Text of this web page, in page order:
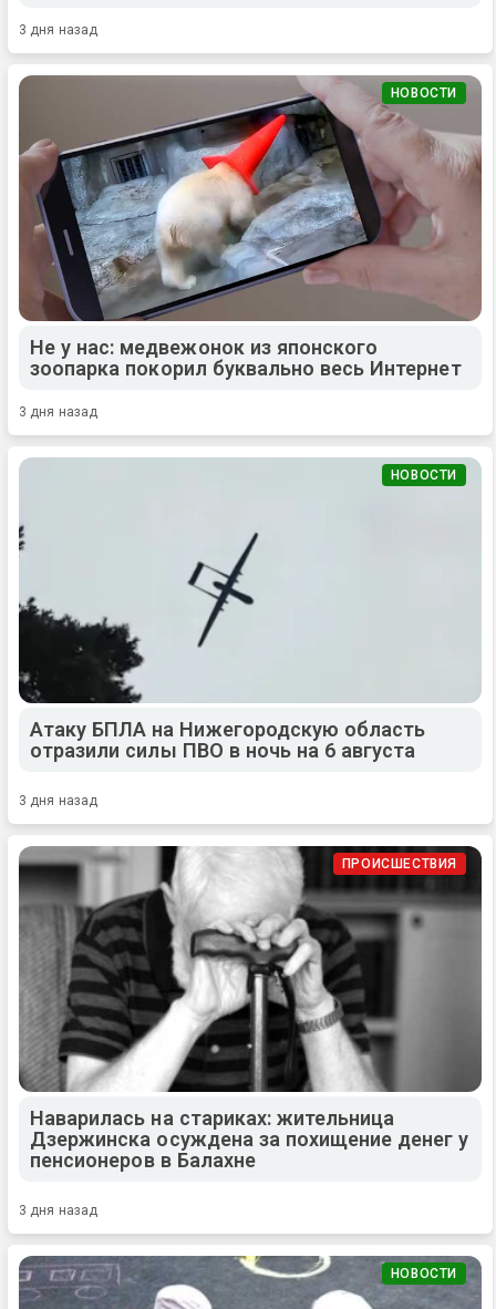
3 дня назад
НОВОСТИ
Не у нас: медвежонок из японского
зоопарка покорил буквально весь Интернет
3 дня назад
НОВОСТИ
Атаку БПЛА на Нижегородскую область
отразили силы ПВО в ночь на 6 августа
3 дня назад
ПРОИСШЕСТВИЯ
Наварилась на стариках: жительница
Дзержинска осуждена за похищение денег у
пенсионеров в Балахне
3 дня назад
НОВОСТИ